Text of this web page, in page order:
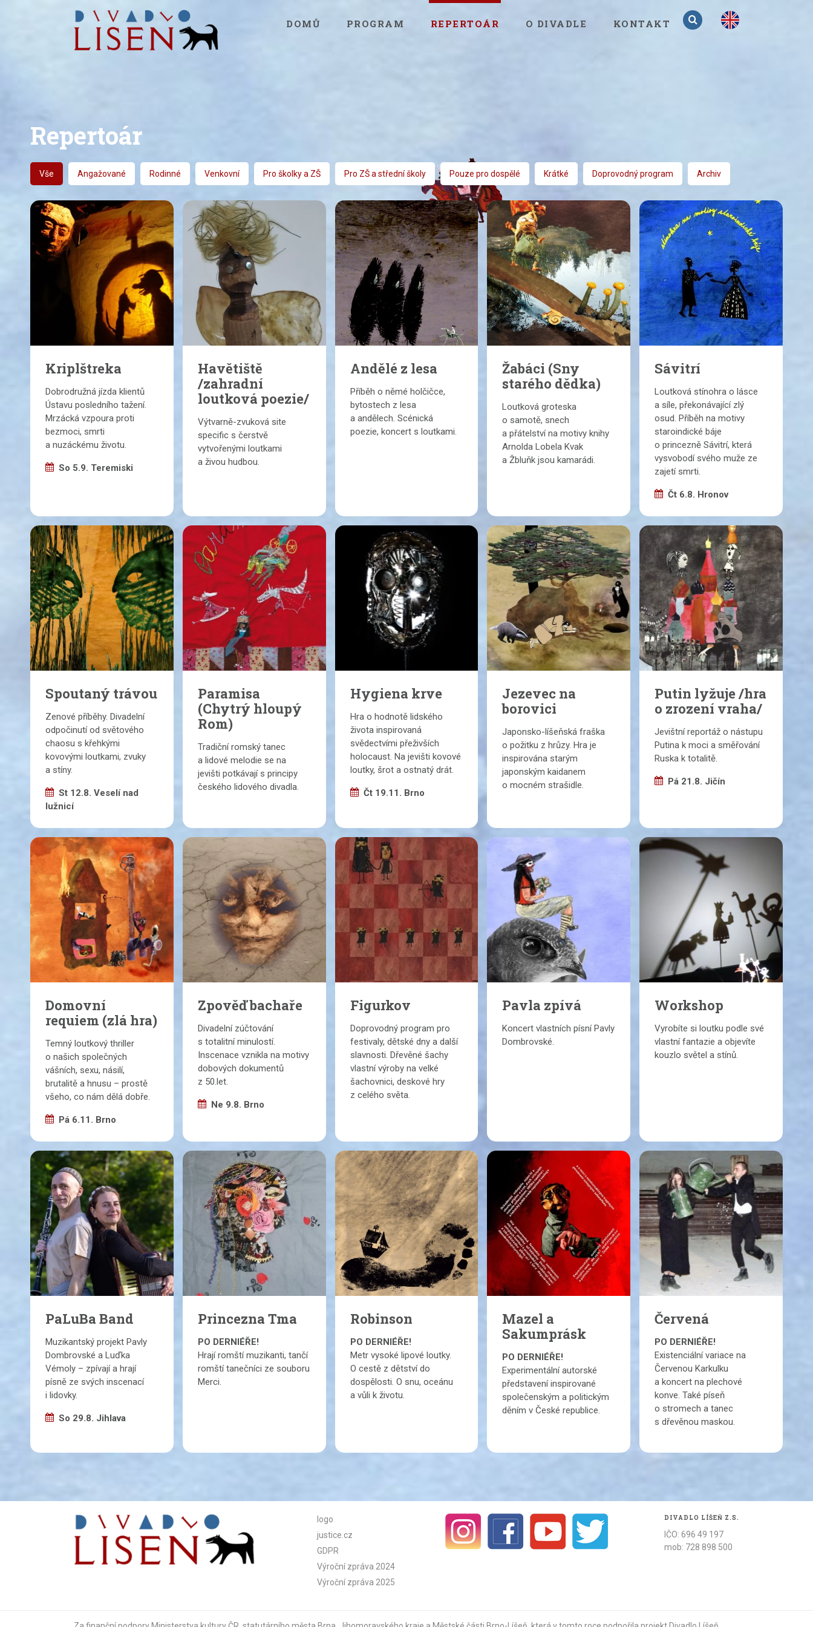
DOMŮ PROGRAM REPERTOÁR O DIVADLE KONTAKT
Repertoár
Vše Angažované Rodinné Venkovní Pro školky a ZŠ Pro ZŠ a střední školy Pouze pro dospělé Krátké Doprovodný program Archiv
Kriplštreka
Dobrodružná jízda klientů
Ústavu posledního tažení.
Mrzácká vzpoura proti
bezmoci, smrti
a nuzáckému životu.
So 5.9. Teremiski
Havětiště
/zahradní
loutková poezie/
Výtvarně-zvuková site
specific s čerstvě
vytvořenými loutkami
a živou hudbou.
Andělé z lesa
Příběh o němé holčičce,
bytostech z lesa
a andělech. Scénická
poezie, koncert s loutkami.
Žabáci (Sny
starého dědka)
Loutková groteska
o samotě, snech
a přátelství na motivy knihy
Arnolda Lobela Kvak
a Žbluňk jsou kamarádi.
Sávitrí
Loutková stínohra o lásce
a síle, překonávající zlý
osud. Příběh na motivy
staroindické báje
o princezně Sávitrí, která
vysvobodí svého muže ze
zajetí smrti.
Čt 6.8. Hronov
Spoutaný trávou
Zenové příběhy. Divadelní
odpočinutí od světového
chaosu s křehkými
kovovými loutkami, zvuky
a stíny.
St 12.8. Veselí nad
lužnicí
Paramisa
(Chytrý hloupý
Rom)
Tradiční romský tanec
a lidové melodie se na
jevišti potkávají s principy
českého lidového divadla.
Hygiena krve
Hra o hodnotě lidského
života inspirovaná
svědectvími přeživších
holocaust. Na jevišti kovové
loutky, šrot a ostnatý drát.
Čt 19.11. Brno
Jezevec na
borovici
Japonsko-líšeňská fraška
o požitku z hrůzy. Hra je
inspirována starým
japonským kaidanem
o mocném strašidle.
Putin lyžuje /hra
o zrození vraha/
Jevištní reportáž o nástupu
Putina k moci a směřování
Ruska k totalitě.
Pá 21.8. Jičín
Domovní
requiem (zlá hra)
Temný loutkový thriller
o našich společných
vášních, sexu, násilí,
brutalitě a hnusu – prostě
všeho, co nám dělá dobře.
Pá 6.11. Brno
Zpověď bachaře
Divadelní zúčtování
s totalitní minulostí.
Inscenace vznikla na motivy
dobových dokumentů
z 50.let.
Ne 9.8. Brno
Figurkov
Doprovodný program pro
festivaly, dětské dny a další
slavnosti. Dřevěné šachy
vlastní výroby na velké
šachovnici, deskové hry
z celého světa.
Pavla zpívá
Koncert vlastních písní Pavly
Dombrovské.
Workshop
Vyrobíte si loutku podle své
vlastní fantazie a objevíte
kouzlo světel a stínů.
PaLuBa Band
Muzikantský projekt Pavly
Dombrovské a Luďka
Vémoly – zpívají a hrají
písně ze svých inscenací
i lidovky.
So 29.8. Jihlava
Princezna Tma
PO DERNIÉŘE!
Hrají romští muzikanti, tančí
romští tanečníci ze souboru
Merci.
Robinson
PO DERNIÉŘE!
Metr vysoké lipové loutky.
O cestě z dětství do
dospělosti. O snu, oceánu
a vůli k životu.
Mazel a
Sakumprásk
PO DERNIÉŘE!
Experimentální autorské
představení inspirované
společenským a politickým
děním v České republice.
Červená
PO DERNIÉŘE!
Existenciální variace na
Červenou Karkulku
a koncert na plechové
konve. Také píseň
o stromech a tanec
s dřevěnou maskou.
logo
justice.cz
GDPR
Výroční zpráva 2024
Výroční zpráva 2025
DIVADLO LÍŠEŇ Z.S.
IČO: 696 49 197
mob: 728 898 500